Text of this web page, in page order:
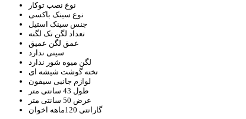
نوع نصب توکار
نوع سینک باکسی
جنس سینک استیل
تعداد لگن تک لگنه
عمق لگن عمیق
سینی ندارد
لگن میوه شور ندارد
تخته گوشت شیشه ای
لوازم جانبی سیفون
طول 43 سانتی متر
عرض 50 سانتی متر
گارانتی 120ماهه اخوان